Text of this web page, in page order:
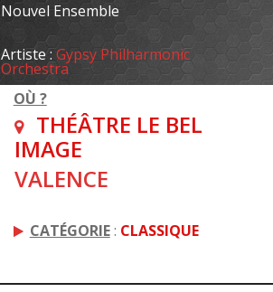
Nouvel Ensemble
Artiste :Gypsy Philharmonic
Orchestra
OÙ ?
THÉÂTRE LE BEL
IMAGE
VALENCE
CATÉGORIE: CLASSIQUE